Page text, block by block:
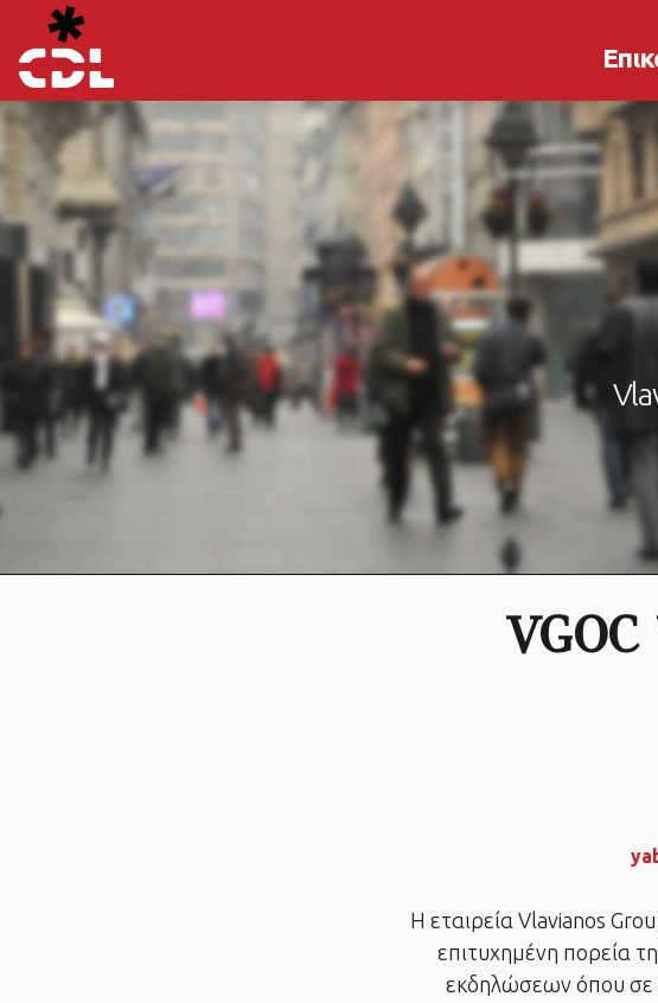
Η εταιρεία Vlavianos
επιτυχημένη πορεία
εκδηλώσεων όπου